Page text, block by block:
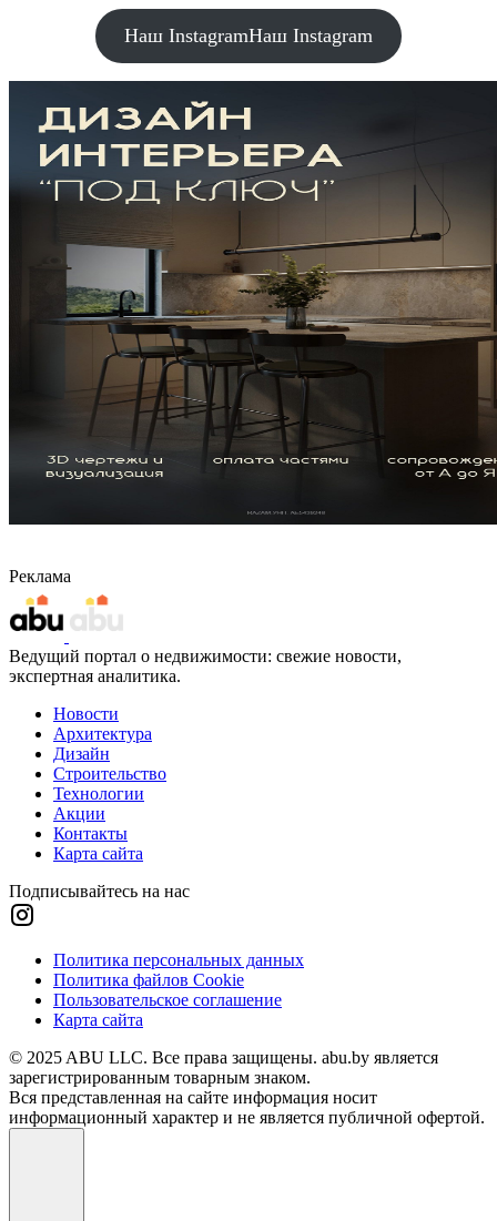
Наш InstagramНаш Instagram
Реклама
Ведущий портал о недвижимости: свежие новости,
экспертная аналитика.
Новости
Архитектура
Дизайн
Строительство
Технологии
Акции
Контакты
Карта сайта
Подписывайтесь на нас
Политика персональных данных
Политика файлов Cookie
Пользовательское соглашение
Карта сайта
© 2025 ABU LLC. Все права защищены. abu.by является
зарегистрированным товарным знаком.
Вся представленная на сайте информация носит
информационный характер и не является публичной офертой.